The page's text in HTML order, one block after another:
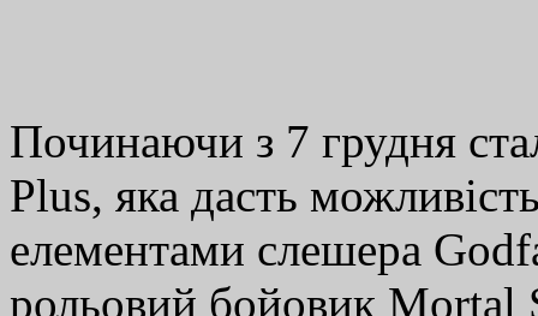
Починаючи з 7 грудня
Plus, яка дасть
елементами слешера
рольовий бойовик Mortal